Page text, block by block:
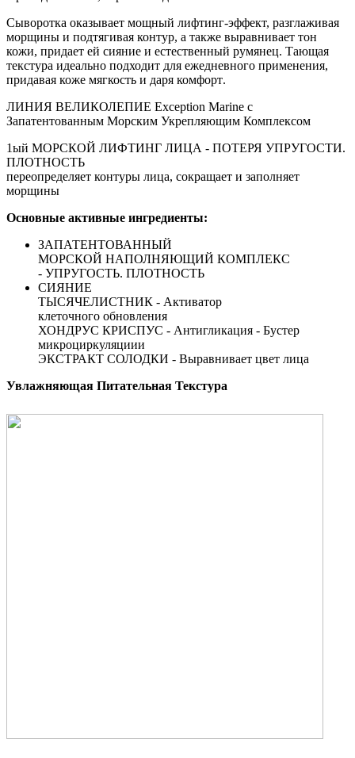
Сыворотка оказывает мощный лифтинг-эффект, разглаживая
морщины и подтягивая контур, а также выравнивает тон
кожи, придает ей сияние и естественный румянец. Тающая
текстура идеально подходит для ежедневного применения,
придавая коже мягкость и даря комфорт.
ЛИНИЯ ВЕЛИКОЛЕПИЕ Exception Marine с
Запатентованным Морским Укрепляющим Комплексом
1ый МОРСКОЙ ЛИФТИНГ ЛИЦА - ПОТЕРЯ УПРУГОСТИ.
ПЛОТНОСТЬ
переопределяет контуры лица, сокращает и заполняет
морщины
Основные активные ингредиенты:
ЗАПАТЕНТОВАННЫЙ
МОРСКОЙ НАПОЛНЯЮЩИЙ КОМПЛЕКС
- УПРУГОСТЬ. ПЛОТНОСТЬ
СИЯНИЕ
ТЫСЯЧЕЛИСТНИК - Активатор
клеточного обновления
ХОНДРУС КРИСПУС - Антигликация - Бустер
микроциркуляциии
ЭКСТРАКТ СОЛОДКИ - Выравнивает цвет лица
Увлажняющая Питательная Текстура